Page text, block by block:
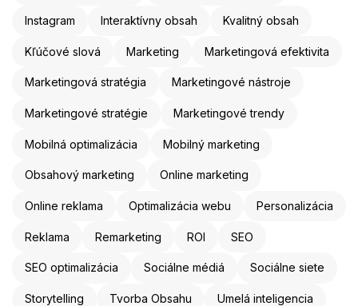
Instagram Interaktívny obsah Kvalitný obsah
Kľúčové slová Marketing Marketingová efektivita
Marketingová stratégia Marketingové nástroje
Marketingové stratégie Marketingové trendy
Mobilná optimalizácia Mobilný marketing
Obsahový marketing Online marketing
Online reklama Optimalizácia webu Personalizácia
Reklama Remarketing ROI SEO
SEO optimalizácia Sociálne médiá Sociálne siete
Storytelling Tvorba Obsahu Umelá inteligencia